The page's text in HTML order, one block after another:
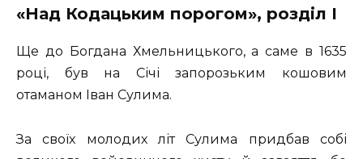
«Над Кодацьким порогом», розділ І
Ще до Богдана Хмельницького, а саме в 1635
році, був на Січі запорозьким кошовим
отаманом Іван Сулима.
За своїх молодих літ Сулима придбав собі